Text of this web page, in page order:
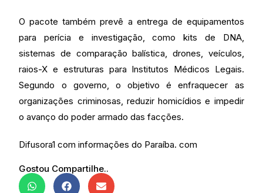
O pacote também prevê a entrega de equipamentos
para perícia e investigação, como kits de DNA,
sistemas de comparação balística, drones, veículos,
raios-X e estruturas para Institutos Médicos Legais.
Segundo o governo, o objetivo é enfraquecer as
organizações criminosas, reduzir homicídios e impedir
o avanço do poder armado das facções.
Difusora1 com informações do Paraíba. com
Gostou Compartilhe..